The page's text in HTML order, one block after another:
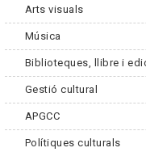
Arts visuals
Música
Biblioteques, llibre i
Gestió cultural
APGCC
Polítiques culturals